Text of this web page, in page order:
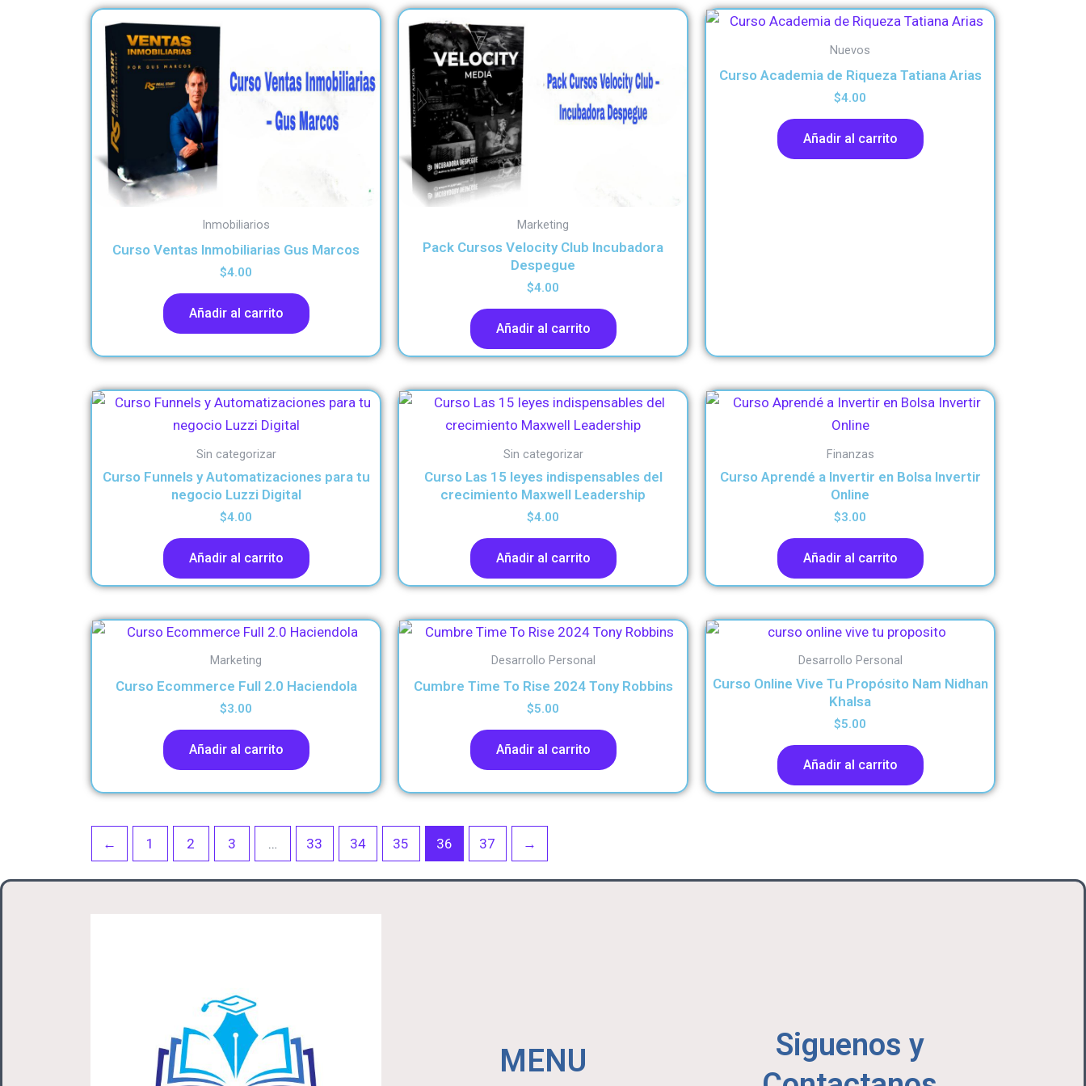
Inmobiliarios
Curso Ventas Inmobiliarias Gus Marcos
$4.00
Añadir al carrito
Marketing
Pack Cursos Velocity Club Incubadora
Despegue
$4.00
Añadir al carrito
Nuevos
Curso Academia de Riqueza Tatiana Arias
$4.00
Añadir al carrito
Sin categorizar
Curso Funnels y Automatizaciones para tu
negocio Luzzi Digital
$4.00
Añadir al carrito
Sin categorizar
Curso Las 15 leyes indispensables del
crecimiento Maxwell Leadership
$4.00
Añadir al carrito
Finanzas
Curso Aprendé a Invertir en Bolsa Invertir
Online
$3.00
Añadir al carrito
Marketing
Curso Ecommerce Full 2.0 Haciendola
$3.00
Añadir al carrito
Desarrollo Personal
Cumbre Time To Rise 2024 Tony Robbins
$5.00
Añadir al carrito
Desarrollo Personal
Curso Online Vive Tu Propósito Nam Nidhan
Khalsa
$5.00
Añadir al carrito
← 1 2 3 … 33 34 35 36 37 →
MENU
Siguenos y